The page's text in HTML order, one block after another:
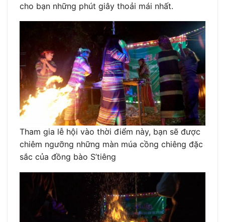
cho bạn những phút giây thoải mái nhất.
Tham gia lễ hội vào thời điểm này, bạn sẽ được
chiêm ngưỡng những màn múa cồng chiêng đặc
sắc của đồng bào S’tiêng